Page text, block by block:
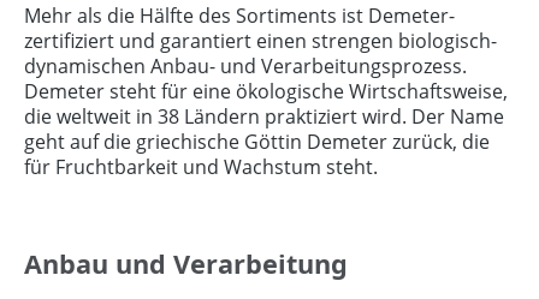
Mehr als die Hälfte des Sortiments ist Demeter-
zertifiziert und garantiert einen strengen biologisch-
dynamischen Anbau- und Verarbeitungsprozess.
Demeter steht für eine ökologische Wirtschaftsweise,
die weltweit in 38 Ländern praktiziert wird. Der Name
geht auf die griechische Göttin Demeter zurück, die
für Fruchtbarkeit und Wachstum steht.
Anbau und Verarbeitung